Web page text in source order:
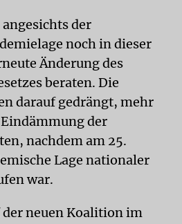
der
noch in dieser
Änderung des
beraten. Die
darauf gedrängt, mehr
der
nachdem am 25.
Lage nationaler
war.
neuen Koalition im